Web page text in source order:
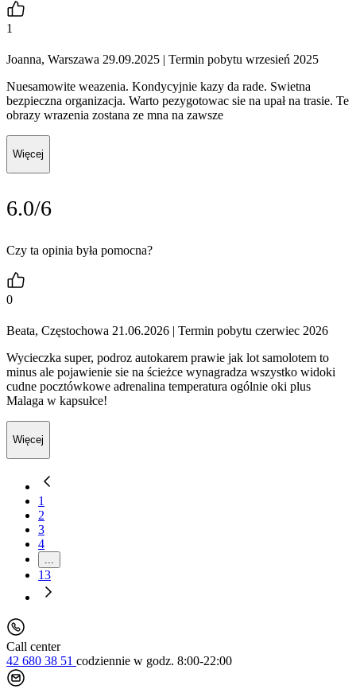
1
Joanna, Warszawa 29.09.2025 | Termin pobytu wrzesień 2025
Nuesamowite weazenia. Kondycyjnie kazy da rade. Swietna
bezpieczna organizacja. Warto pezygotowac sie na upał na trasie. Te
obrazy wrazenia zostana ze mna na zawsze
Więcej
6.0/6
Czy ta opinia była pomocna?
0
Beata, Częstochowa 21.06.2026 | Termin pobytu czerwiec 2026
Wycieczka super, podroz autokarem prawie jak lot samolotem to
minus ale pojawienie sie na ścieżce wynagradza wszystko widoki
cudne pocztówkowe adrenalina temperatura ogólnie oki plus
Malaga w kapsułce!
Więcej
1
2
3
4
13
Call center
42 680 38 51 codziennie w godz. 8:00-22:00